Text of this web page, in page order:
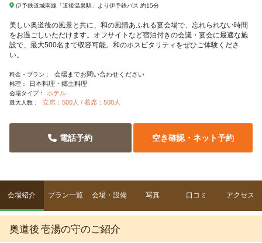
伊予鉄道城南線「道後温泉駅」より伊予鉄バス 約15分
美しい奥道後の風景と共に、和の風情あふれる宴会場で、忘れられない時間
をお過ごしいただけます。オフサイトなど宿泊付きの会議・宴会に最適な施
設で、最大500名まで収容可能。和のホスピタリティをぜひご体験くださ
い。
料金・プラン： 会場までお問い合わせください
料理： 日本料理・郷土料理
会場タイプ： ホテル
最大人数： 立席：500人 / 着席：500人
空き確認・ネット予約
電話予約
会場紹介 プラン一覧 会場・設備 写真 口コミ アクセス
奥道後 壱湯の守のご紹介